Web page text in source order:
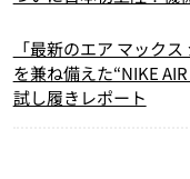
「最新のエア マック
を兼ね備えた“NIKE
試し履きレポート